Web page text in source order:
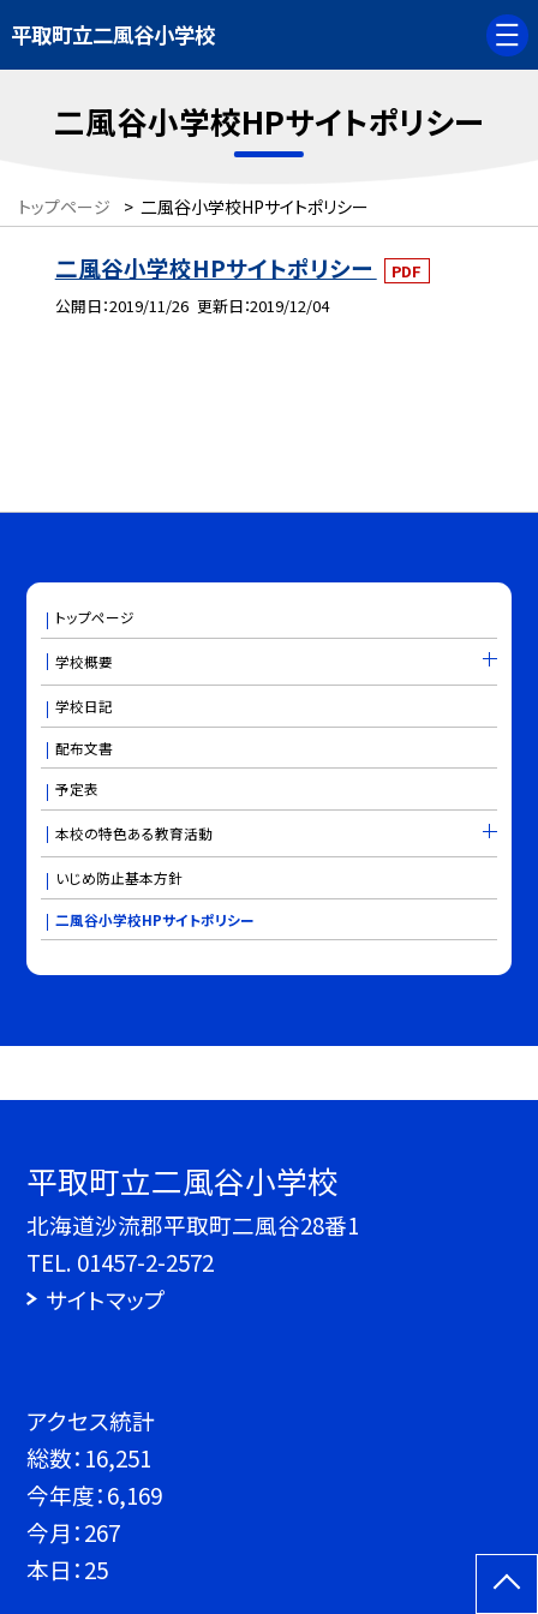
平取町立二風谷小学校
二風谷小学校HPサイトポリシー
トップページ > 二風谷小学校HPサイトポリシー
二風谷小学校HPサイトポリシー
PDF
公開日 2019/11/26 更新日 2019/12/04
トップページ
学校概要
学校日記
配布文書
予定表
本校の特色ある教育活動
いじめ防止基本方針
二風谷小学校HPサイトポリシー
平取町立二風谷小学校
北海道沙流郡平取町二風谷28番1
TEL. 01457-2-2572
サイトマップ
アクセス統計
総数： 16,251
今年度：6,169
今月：267
本日：25